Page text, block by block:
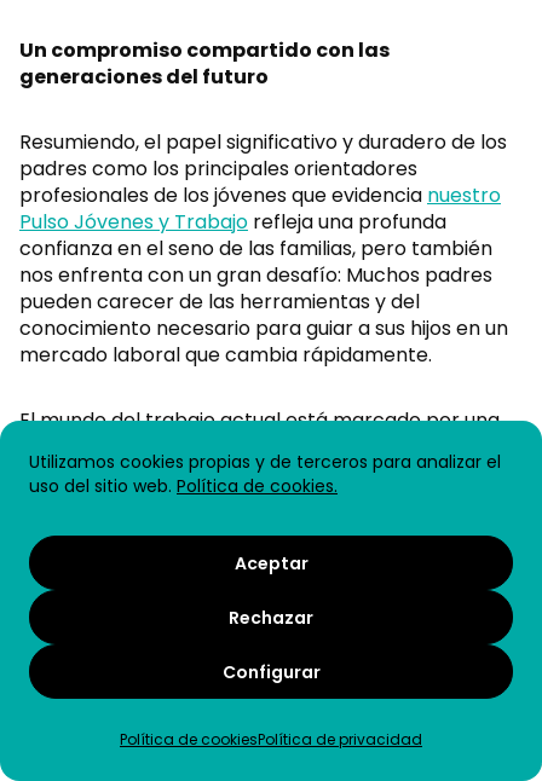
Utilizamos cookies propias y de terceros para analizar el
uso del sitio web. Política de cookies.
Aceptar
Rechazar
Configurar
Política de cookiesPolítica de privacidad
Un compromiso compartido con las
generaciones del futuro
Resumiendo, el papel significativo y duradero de los
padres como los principales orientadores
profesionales de los jóvenes que evidencia nuestro
Pulso Jóvenes y Trabajo refleja una profunda
confianza en el seno de las familias, pero también
nos enfrenta con un gran desafío: Muchos padres
pueden carecer de las herramientas y del
conocimiento necesario para guiar a sus hijos en un
mercado laboral que cambia rápidamente.
El mundo del trabajo actual está marcado por una
las demandas de habilidades y nuevos modelos de
empleo. Las tradicionales trayectorias profesionales
dinámicos y no lineales. Preparar a los jóvenes para
navegar esta complejidad requiere un esfuerzo
coordinado entre múltiples actores.
Armados con estrategias modernas de orientación
que promuevan el autoconocimiento, el desarrollo
experiencias del mundo real, los padres pueden